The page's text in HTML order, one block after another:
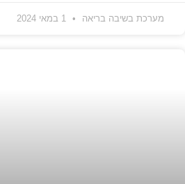
מערכת בשיבה בריאה